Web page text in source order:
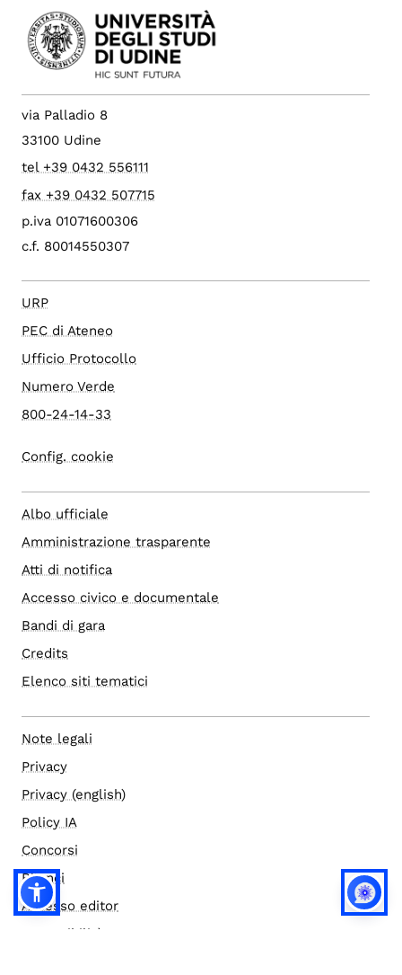
via Palladio 8
33100 Udine
tel +39 0432 556111
fax +39 0432 507715
p.iva 01071600306
c.f. 80014550307
URP
PEC di Ateneo
Ufficio Protocollo
Numero Verde
800-24-14-33
Config. cookie
Albo ufficiale
Amministrazione trasparente
Atti di notifica
Accesso civico e documentale
Bandi di gara
Credits
Elenco siti tematici
Note legali
Privacy
Privacy (english)
Policy IA
Concorsi
Bilanci
Accesso editor
Accessibilità